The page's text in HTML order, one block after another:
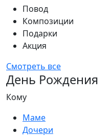
Повод
Композиции
Подарки
Акция
Смотреть все
День Рождения
Кому
Маме
Дочери